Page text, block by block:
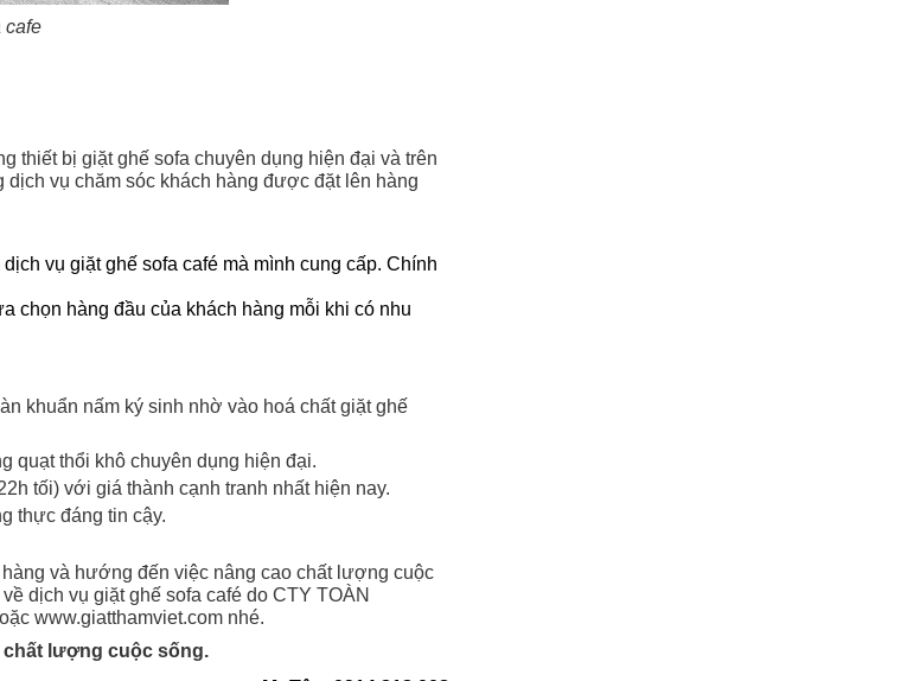
cafe
thiết bị giặt ghế sofa chuyên dụng hiện đại và trên
vụ chăm sóc khách hàng được đặt lên hàng
vụ giặt ghế sofa café mà mình cung cấp. Chính
chọn hàng đầu của khách hàng mỗi khi có nhu
khuẩn nấm ký sinh nhờ vào hoá chất giặt ghế
quạt thổi khô chuyên dụng hiện đại.
tối) với giá thành cạnh tranh nhất hiện nay.
thực đáng tin cậy.
và hướng đến việc nâng cao chất lượng cuộc
dịch vụ giặt ghế sofa café do CTY TOÀN
www.giatthamviet.com nhé.
lượng cuộc sống.